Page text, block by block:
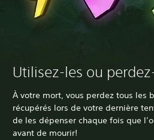
Utilisez-les ou
À votre mort, vous perdez tous les
récupérés lors de votre dernière
de les dépenser chaque fois que
avant de mourir!